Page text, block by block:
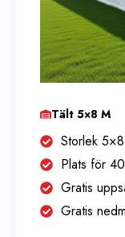
Tält 5×8 M
Storlek
Plats för
Gratis
Gratis